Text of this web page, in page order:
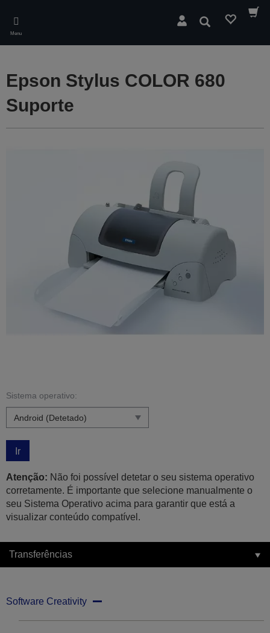
main
content
Menu
Pesquisar
Epson Stylus COLOR 680
Suporte
Sistema operativo:
Ir
Atenção: Não foi possível detetar o seu sistema operativo
corretamente. É importante que selecione manualmente o
seu Sistema Operativo acima para garantir que está a
visualizar conteúdo compatível.
Transferências
Software Creativity